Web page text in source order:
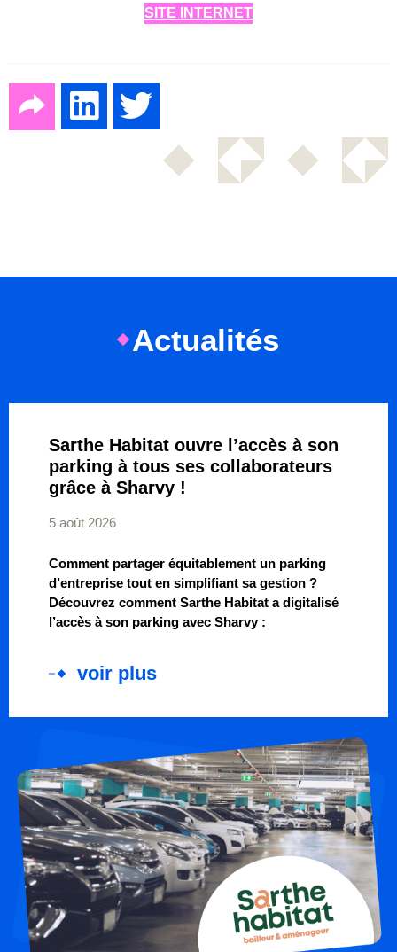
SITE INTERNET
Actualités
Sarthe Habitat ouvre l’accès à son
parking à tous ses collaborateurs
grâce à Sharvy !
5 août 2026
Comment partager équitablement un parking
d’entreprise tout en simplifiant sa gestion ?
Découvrez comment Sarthe Habitat a digitalisé
l’accès à son parking avec Sharvy :
voir plus